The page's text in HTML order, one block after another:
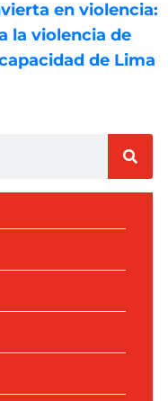
en violencia:
la violencia de
de Lima